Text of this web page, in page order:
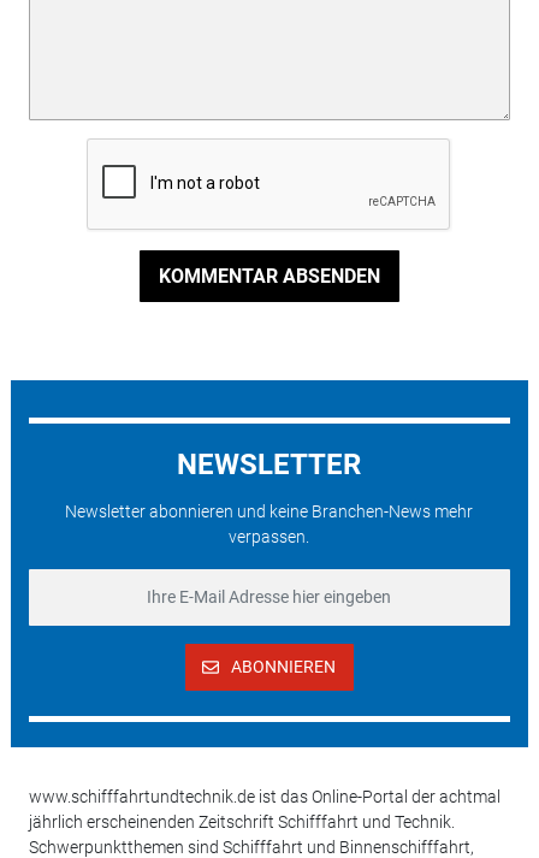
KOMMENTAR ABSENDEN
NEWSLETTER
Newsletter abonnieren und keine Branchen-News mehr
verpassen.
ABONNIEREN
www.schifffahrtundtechnik.de ist das Online-Portal der achtmal
jährlich erscheinenden Zeitschrift Schifffahrt und Technik.
Schwerpunktthemen sind Schifffahrt und Binnenschifffahrt,